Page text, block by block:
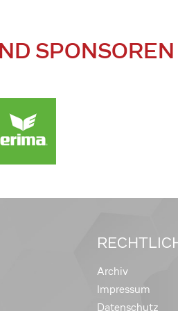
SPONSOREN
Archiv
Impressum
Datenschutz